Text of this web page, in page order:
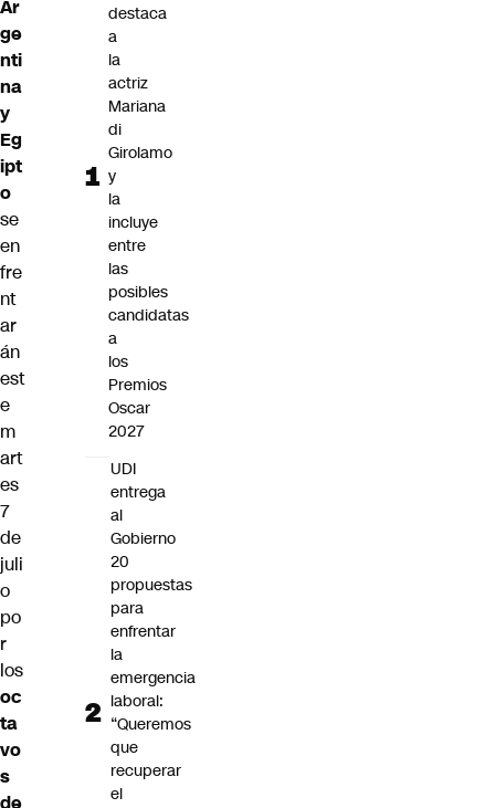
Ar
ge
nti
na
y
Eg
ipt
o
se
en
fre
nt
ar
án
est
e
m
art
es
7
de
juli
o
po
r
los
oc
ta
vo
s
destaca
a
la
actriz
Mariana
di
Girolamo
y
la
incluye
entre
las
posibles
candidatas
a
los
Premios
Oscar
2027
UDI
entrega
al
Gobierno
20
propuestas
para
enfrentar
la
emergencia
laboral:
“Queremos
que
recuperar
el